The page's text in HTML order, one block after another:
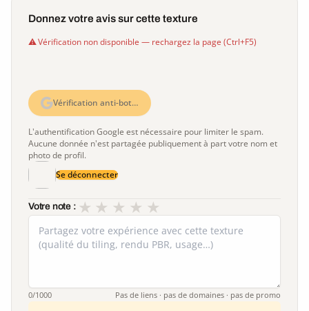
Donnez votre avis sur cette texture
Vérification non disponible — rechargez la page (Ctrl+F5)
Vérification anti-bot…
L'authentification Google est nécessaire pour limiter le spam.
Aucune donnée n'est partagée publiquement à part votre nom et
photo de profil.
Se déconnecter
Votre note : ★
★
★
★
★
0/1000 Pas de liens · pas de domaines · pas de promo